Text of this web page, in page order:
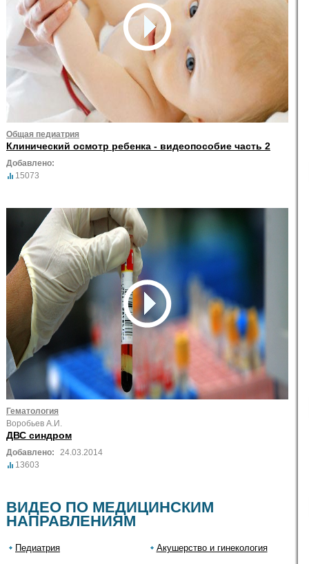
Общая педиатрия
Клинический осмотр ребенка - видеопособие часть 2
Добавлено:
15073
Гематология
Воробьев А.И.
ДВС синдром
Добавлено:
24.03.2014
13603
ВИДЕО ПО МЕДИЦИНСКИМ
НАПРАВЛЕНИЯМ
Педиатрия Акушерство и гинекология